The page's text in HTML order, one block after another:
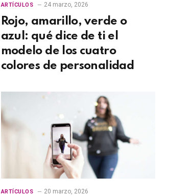
ARTÍCULOS 24 marzo, 2026
Rojo, amarillo, verde o
azul: qué dice de ti el
modelo de los cuatro
colores de personalidad
ARTÍCULOS 20 marzo, 2026